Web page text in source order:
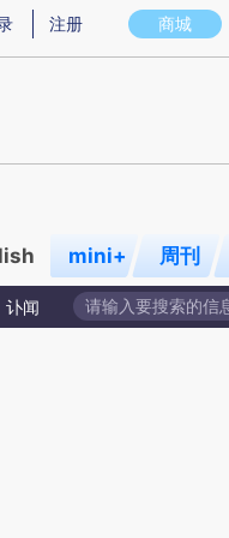
图存在偏差。不代表财新观点
商城
注册
mini+ 周刊
讣闻